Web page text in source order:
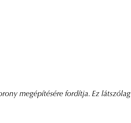
megépítésére fordítja. Ez látszólag